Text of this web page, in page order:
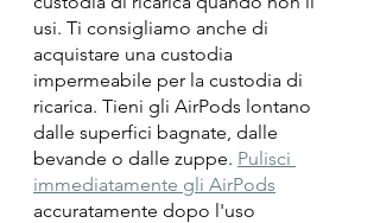
usi. Ti consigliamo anche di
acquistare una custodia
impermeabile per la custodia di
ricarica. Tieni gli AirPods lontano
dalle superfici bagnate, dalle
bevande o dalle zuppe. Pulisci
immediatamente gli AirPods
accuratamente dopo l'uso